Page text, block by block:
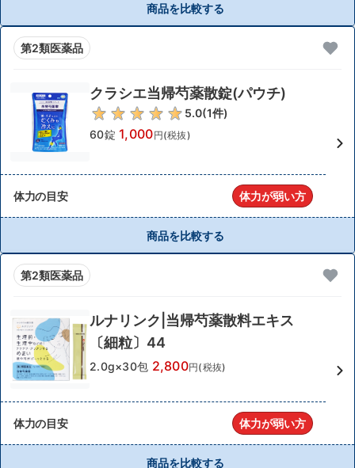
商品を比較する
第2類医薬品
クラシエ当帰芍薬散錠(パウチ)
5.0(1件)
60錠 1,000円(税抜)
体力の目安 体力が弱い方
商品を比較する
第2類医薬品
ルナリンク|当帰芍薬散料エキス
〔細粒〕44
2.0g×30包 2,800円(税抜)
体力の目安 体力が弱い方
商品を比較する